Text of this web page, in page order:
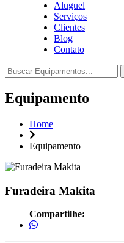
Aluguel
Serviços
Clientes
Blog
Contato
Equipamento
Home
Equipamento
Furadeira Makita
Compartilhe: